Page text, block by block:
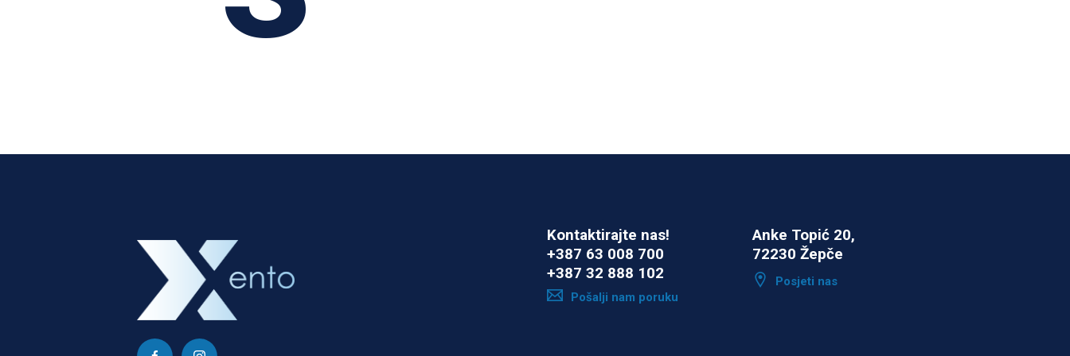
Kontaktirajte nas!
+387 63 008 700
+387 32 888 102
Pošalji nam poruku
Anke Topić 20,
72230 Žepče
Posjeti nas